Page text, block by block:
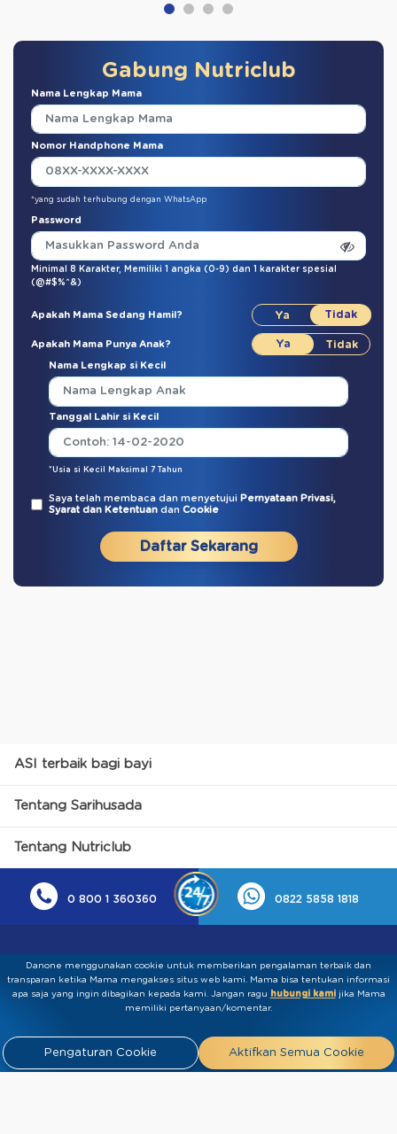
Gabung Nutriclub
Nama Lengkap Mama
Nomor Handphone Mama
*yang sudah terhubung dengan WhatsApp
Password
Minimal 8 Karakter, Memiliki 1 angka (0-9) dan 1 karakter spesial
(@#$%^&)
Apakah Mama Sedang Hamil?
Apakah Mama Punya Anak?
Nama Lengkap si Kecil
Tanggal Lahir si Kecil
*Usia si Kecil Maksimal 7 Tahun
Saya telah membaca dan menyetujui Pernyataan Privasi,
Syarat dan Ketentuan dan Cookie
Daftar Sekarang
ASI terbaik bagi bayi
Tentang Sarihusada
Tentang Nutriclub
0 800 1 360360 0822 5858 1818
Kebijakan Privasi Syarat & Ketentuan
Tentang Kami
Danone menggunakan cookie untuk memberikan pengalaman terbaik dan
transparan ketika Mama mengakses situs web kami. Mama bisa tentukan informasi
apa saja yang ingin dibagikan kepada kami.​ ​Jangan ragu hubungi kamijika Mama
memiliki pertanyaan/komentar.
Pengaturan Cookie Aktifkan Semua Cookie